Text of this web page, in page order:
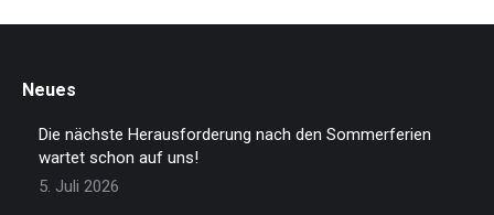
Neues
Die nächste Herausforderung nach den Sommerferien
wartet schon auf uns!
5. Juli 2026